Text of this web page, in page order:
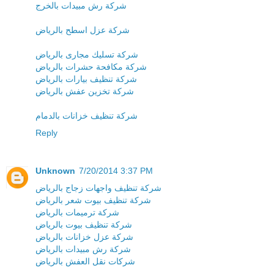
شركة رش مبيدات بالخرج
شركة عزل اسطح بالرياض
شركة تسليك مجارى بالرياض
شركة مكافحة حشرات بالرياض
شركة تنظيف بيارات بالرياض
شركة تخزين عفش بالرياض
شركة تنظيف خزانات بالدمام
Reply
Unknown 7/20/2014 3:37 PM
شركة تنظيف واجهات زجاج بالرياض
شركة تنظيف بيوت شعر بالرياض
شركة ترميمات بالرياض
شركة تنظيف بيوت بالرياض
شركة عزل خزانات بالرياض
شركة رش مبيدات بالرياض
شركات نقل العفش بالرياض